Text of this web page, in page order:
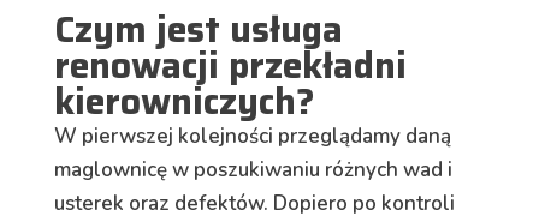
Czym jest usługa
renowacji przekładni
kierowniczych?
W pierwszej kolejności przeglądamy daną
maglownicę w poszukiwaniu różnych wad i
usterek oraz defektów. Dopiero po kontroli